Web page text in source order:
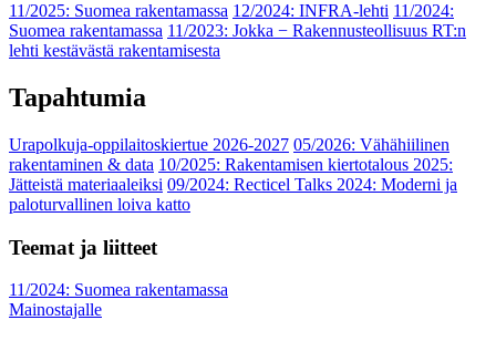
11/2025: Suomea rakentamassa 12/2024: INFRA-lehti 11/2024:
Suomea rakentamassa 11/2023: Jokka − Rakennusteollisuus RT:n
lehti kestävästä rakentamisesta
Tapahtumia
Urapolkuja-oppilaitoskiertue 2026-2027 05/2026: Vähähiilinen
rakentaminen & data 10/2025: Rakentamisen kiertotalous 2025:
Jätteistä materiaaleiksi 09/2024: Recticel Talks 2024: Moderni ja
paloturvallinen loiva katto
Teemat ja liitteet
11/2024: Suomea rakentamassa
Mainostajalle